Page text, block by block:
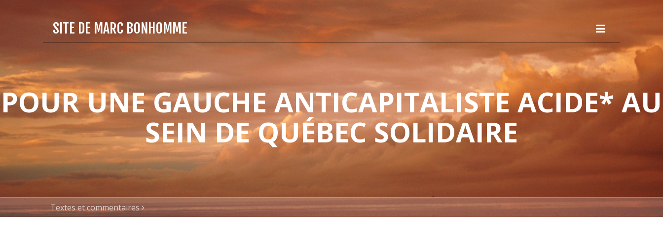
SITE DE MARC BONHOMME
POUR UNE GAUCHE ANTICAPITALISTE ACIDE* AU
SEIN DE QUÉBEC SOLIDAIRE
Textes et commentaires